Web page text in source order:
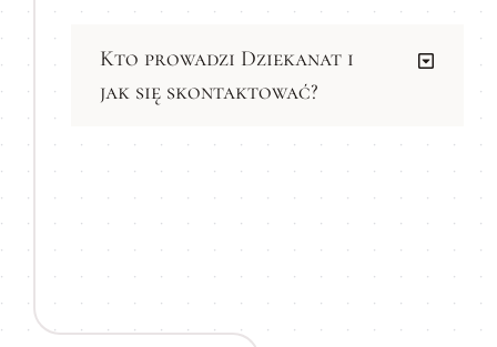
Kto prowadzi Dziekanat i
jak się skontaktować?